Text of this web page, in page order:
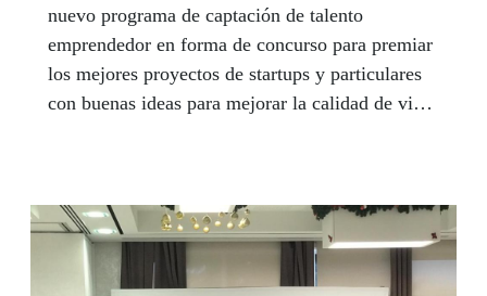
nuevo programa de captación de talento
emprendedor en forma de concurso para premiar
los mejores proyectos de startups y particulares
con buenas ideas para mejorar la calidad de vida
termina el 31 de enero de 2020, momento en que
el Jurado de ONCE Innova Emprendedores
comenzará un proceso de selección en busca de